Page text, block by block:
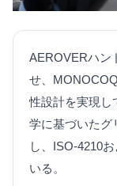
AEROVERハン
せ、
性設計を実現し
学に基づいたグ
し、ISO-4210
いる。